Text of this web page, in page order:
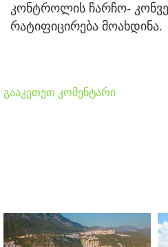
კონტროლის ჩარჩო-
რატიფიცირება მოახდინა.
გააკეთეთ კომენტარი